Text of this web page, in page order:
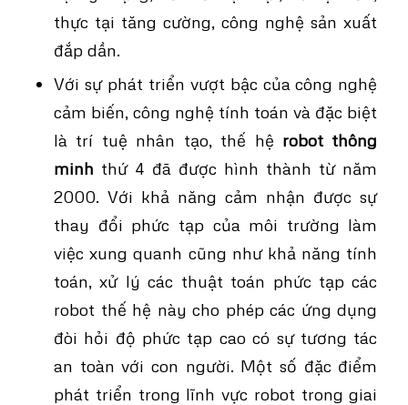
thực tại tăng cường, công nghệ sản xuất
đắp dần.
Với sự phát triển vượt bậc của công nghệ
cảm biến, công nghệ tính toán và đặc biệt
là trí tuệ nhân tạo, thế hệ robot thông
minh thứ 4 đã được hình thành từ năm
2000. Với khả năng cảm nhận được sự
thay đổi phức tạp của môi trường làm
việc xung quanh cũng như khả năng tính
toán, xử lý các thuật toán phức tạp các
robot thế hệ này cho phép các ứng dụng
đòi hỏi độ phức tạp cao có sự tương tác
an toàn với con người. Một số đặc điểm
phát triển trong lĩnh vực robot trong giai